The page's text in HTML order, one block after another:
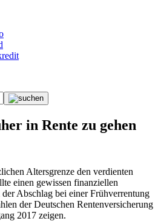
in Rente zu gehen
Altersgrenze den verdienten
einen gewissen finanziellen
Abschlag bei einer Frühverrentung
der Deutschen Rentenversicherung
2017 zeigen.